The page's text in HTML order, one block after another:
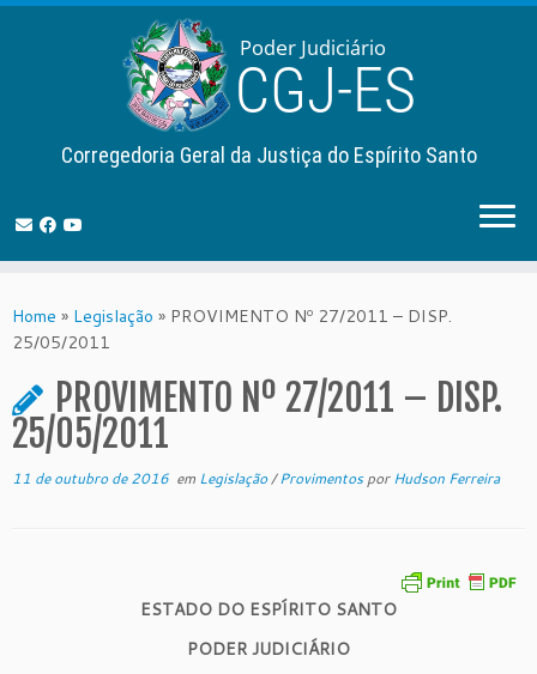
to
content
Corregedoria Geral da Justiça do Espírito Santo
Home » Legislação » PROVIMENTO Nº 27/2011 – DISP.
25/05/2011
PROVIMENTO Nº 27/2011 – DISP.
25/05/2011
11 de outubro de 2016 em Legislação/ProvimentosporHudson Ferreira
ESTADO DO ESPÍRITO SANTO
PODER JUDICIÁRIO